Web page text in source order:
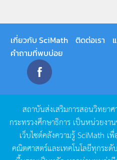
เกี่ยวกับ SciMath ติดต่อเรา
คำถามที่พบบ่อย
สถาบันส่งเสริมการสอนวิทยาศ
กระทรวงศึกษาธิการ เป็นหน่วยงา
เว็บไซต์คลังความรู้SciMath เ
คณิตศาสตร์และเทคโนโลยีทุกระดั